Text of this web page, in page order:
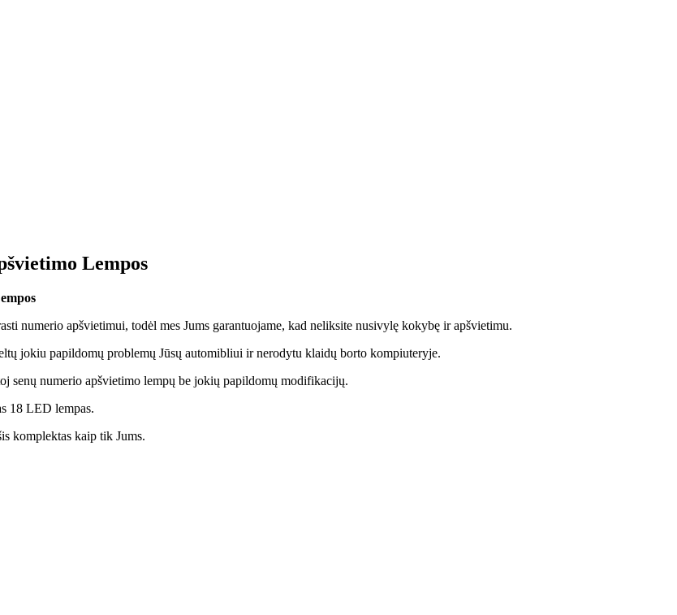
Lempos
numerio apšvietimui, todėl mes Jums garantuojame, kad neliksite nusivylę kokybę ir apšvietimu.
jokiu papildomų problemų Jūsų automibliui ir nerodytu klaidų borto kompiuteryje.
senų numerio apšvietimo lempų be jokių papildomų modifikacijų.
18 LED lempas.
komplektas kaip tik Jums.